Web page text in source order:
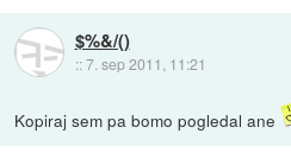
$%&/()
::7. sep 2011, 11:21
Kopiraj sem pa bomo pogledal ane